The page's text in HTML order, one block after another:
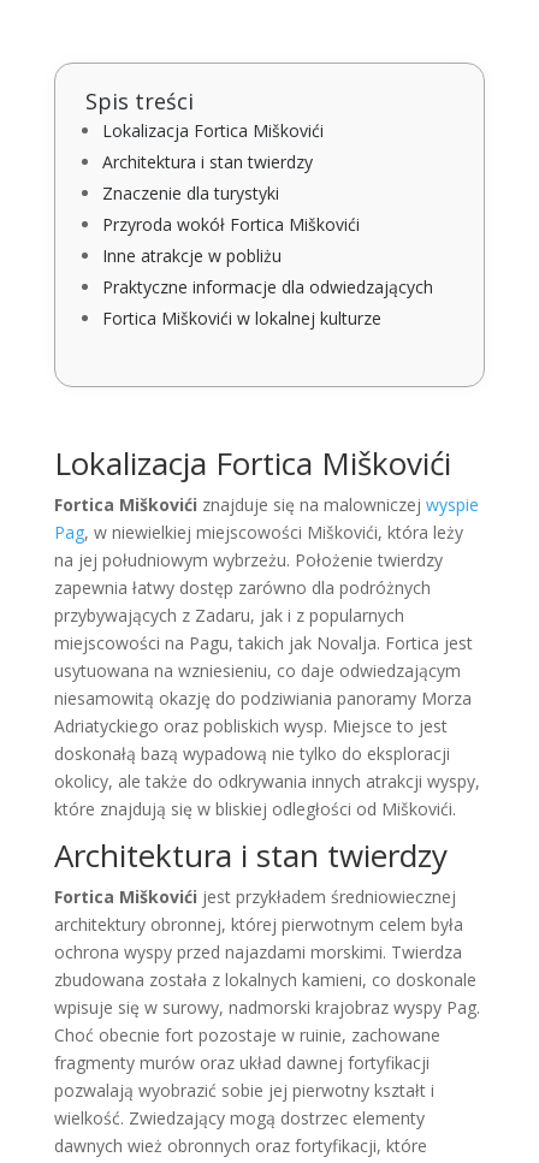
Spis treści
Lokalizacja Fortica Miškovići
Architektura i stan twierdzy
Znaczenie dla turystyki
Przyroda wokół Fortica Miškovići
Inne atrakcje w pobliżu
Praktyczne informacje dla odwiedzających
Fortica Miškovići w lokalnej kulturze
Lokalizacja Fortica Miškovići
Fortica Miškovići znajduje się na malowniczej wyspie
Pag, w niewielkiej miejscowości Miškovići, która leży
na jej południowym wybrzeżu. Położenie twierdzy
zapewnia łatwy dostęp zarówno dla podróżnych
przybywających z Zadaru, jak i z popularnych
miejscowości na Pagu, takich jak Novalja. Fortica jest
usytuowana na wzniesieniu, co daje odwiedzającym
niesamowitą okazję do podziwiania panoramy Morza
Adriatyckiego oraz pobliskich wysp. Miejsce to jest
doskonałą bazą wypadową nie tylko do eksploracji
okolicy, ale także do odkrywania innych atrakcji wyspy,
które znajdują się w bliskiej odległości od Miškovići.
Architektura i stan twierdzy
Fortica Miškovići jest przykładem średniowiecznej
architektury obronnej, której pierwotnym celem była
ochrona wyspy przed najazdami morskimi. Twierdza
zbudowana została z lokalnych kamieni, co doskonale
wpisuje się w surowy, nadmorski krajobraz wyspy Pag.
Choć obecnie fort pozostaje w ruinie, zachowane
fragmenty murów oraz układ dawnej fortyfikacji
pozwalają wyobrazić sobie jej pierwotny kształt i
wielkość. Zwiedzający mogą dostrzec elementy
dawnych wież obronnych oraz fortyfikacji, które